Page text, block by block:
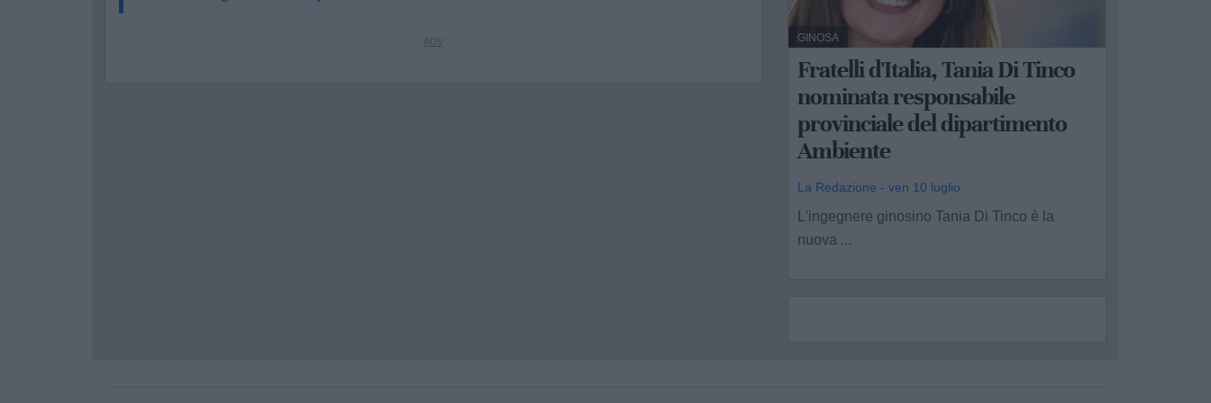
GINOSA
Fratelli d'Italia, Tania Di Tinco
nominata responsabile
provinciale del dipartimento
Ambiente
La Redazione - ven 10 luglio
L'ingegnere ginosino Tania Di Tinco è la
nuova ...